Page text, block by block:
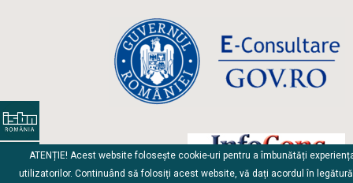
ATENȚIE! Acest website folosește cookie-uri pentru a îmbunătăți
utilizatorilor. Continuând să folosiți acest website, vă dați acordul în